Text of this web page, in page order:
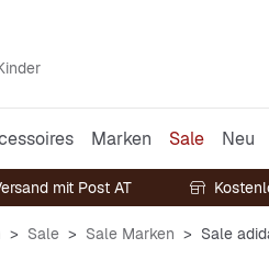
Marken Sale Neu
mit Post AT
Sale Sale Marken Sale